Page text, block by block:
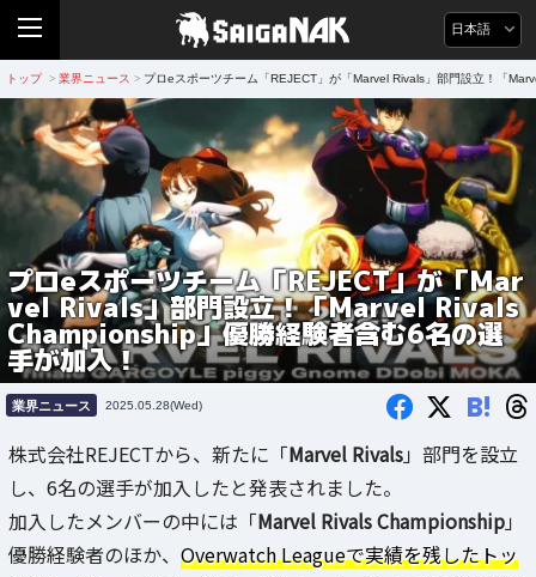
日本語
トップ > 業界ニュース > プロeスポーツチーム「REJECT」が「Marvel Rivals」部門設立！「
プロeスポーツチーム「REJECT」が「Mar
vel Rivals」部門設立！「Marvel Rivals
Championship」優勝経験者含む6名の選
手が加入！
業界ニュース 2025.05.28(Wed) B!
株式会社REJECTから、新たに「Marvel Rivals」部門を設立
し、6名の選手が加入したと発表されました。
加入したメンバーの中には「Marvel Rivals Championship」
優勝経験者のほか、 Overwatch Leagueで実績を残したトッ